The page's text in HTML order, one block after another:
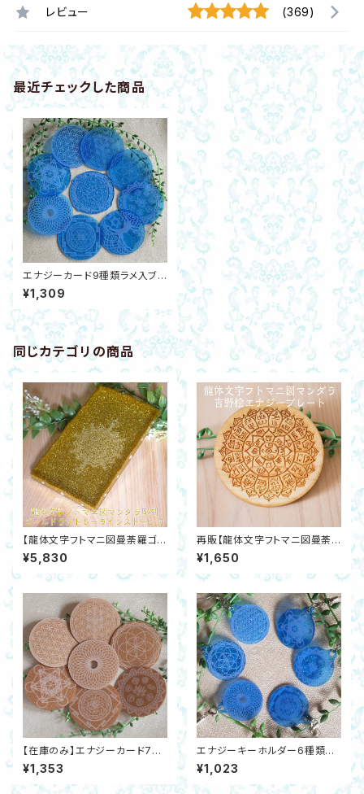
レビュー (369)
最近チェックした商品
エナジーカード9種類ラメ入ブル
ーアクリル製 神聖幾何学模様
ヒーリング 浄化 瞑想
¥1,309
同じカテゴリの商品
【龍体文字フトマニ図曼荼羅ゴー
ルドラメトレー】スワロフスキー
製大粒ラインストーン付 神代文
字 ヒーリング 開運
¥5,830
再販【龍体文字フトマニ図曼荼
羅】吉野桧エナジープレート 神
代文字 ヒーリング 開運
¥1,650
【在庫のみ】エナジーカード7種
類ラメ入ブロンズゴールドアクリ
ル製 神聖幾何学模様 ヒーリン
グ 浄化 瞑想
¥1,353
エナジーキーホルダー6種類ラ
メ入ブルーアクリル製☆神聖幾
何学模様ヒーリング浄化
¥1,023